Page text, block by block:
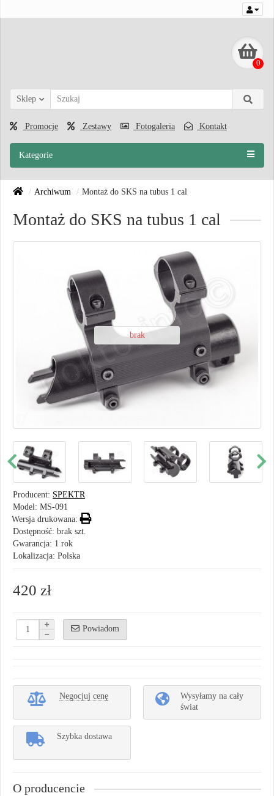
0
Sklep
Promocje Zestawy Fotogaleria Kontakt
Kategorie
Archiwum Montaż do SKS na tubus 1 cal
Montaż do SKS na tubus 1 cal
brak
Producent: SPEKTR
Model: MS-091
Wersja drukowana:
Dostępność: brak szt.
Gwarancja: 1 rok
Lokalizacja: Polska
420 zł
Powiadom
Negocjuj cenę
Wysyłamy na cały
świat
Szybka dostawa
O producencie